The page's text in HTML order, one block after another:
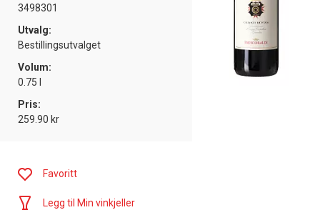
3498301
Utvalg:
Bestillingsutvalget
Volum:
0.75 l
Pris:
259.90 kr
Favoritt
Legg til Min vinkjeller